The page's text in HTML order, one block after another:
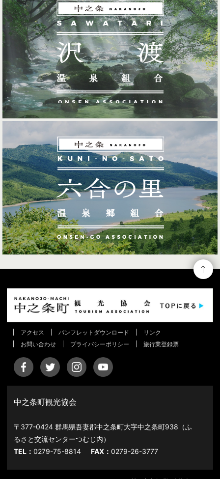
アクセス パンフレットダウンロード
リンク
お問い合わせ
プライバシーポリシー 旅行業登録票
中之条町観光協会
〒377-0424 群馬県吾妻郡中之条町大字中之条町938（ふ
るさと交流センターつむじ内）
TEL：0279-75-8814 FAX：0279-26-3777